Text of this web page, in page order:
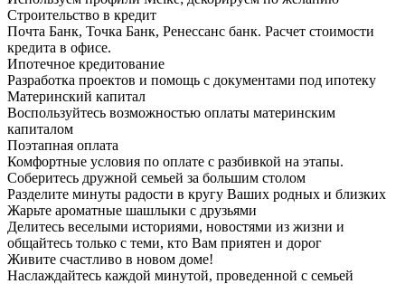
Строительство в кредит
Почта Банк, Точка Банк, Ренессанс банк. Расчет стоимости
кредита в офисе.
Ипотечное кредитование
Разработка проектов и помощь с документами под ипотеку
Материнский капитал
Воспользуйтесь возможностью оплаты материнским
капиталом
Поэтапная оплата
Комфортные условия по оплате с разбивкой на этапы.
Соберитесь дружной семьей за большим столом
Разделите минуты радости в кругу Ваших родных и близких
Жарьте ароматные шашлыки с друзьями
Делитесь веселыми историями, новостями из жизни и
общайтесь только с теми, кто Вам приятен и дорог
Живите счастливо в новом доме!
Наслаждайтесь каждой минутой, проведенной с семьей